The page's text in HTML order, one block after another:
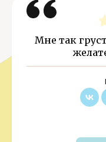
Мне так